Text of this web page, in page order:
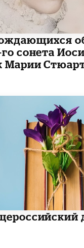
го сонета
Марии